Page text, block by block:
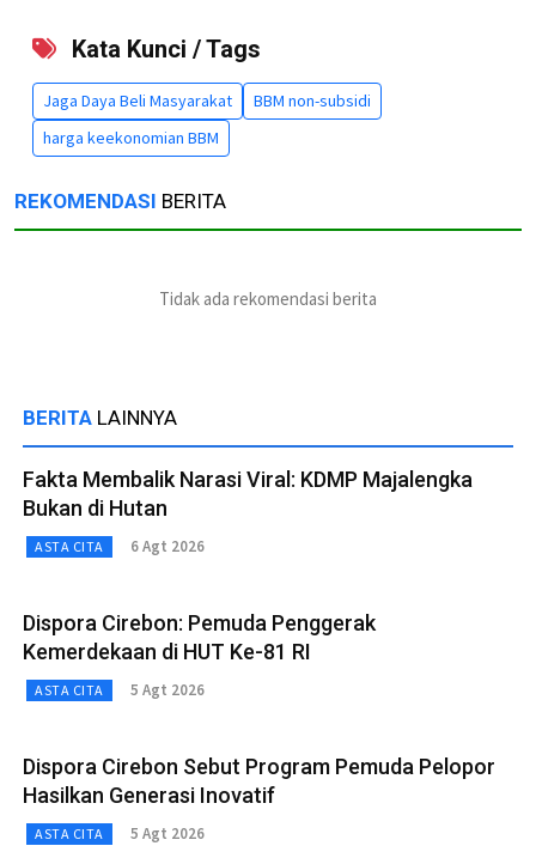
Kata Kunci / Tags
Jaga Daya Beli Masyarakat
BBM non-subsidi
harga keekonomian BBM
REKOMENDASI BERITA
Tidak ada rekomendasi berita
BERITA LAINNYA
Fakta Membalik Narasi Viral: KDMP Majalengka
Bukan di Hutan
ASTA CITA 6 Agt 2026
Dispora Cirebon: Pemuda Penggerak
Kemerdekaan di HUT Ke-81 RI
ASTA CITA 5 Agt 2026
Dispora Cirebon Sebut Program Pemuda Pelopor
Hasilkan Generasi Inovatif
ASTA CITA 5 Agt 2026